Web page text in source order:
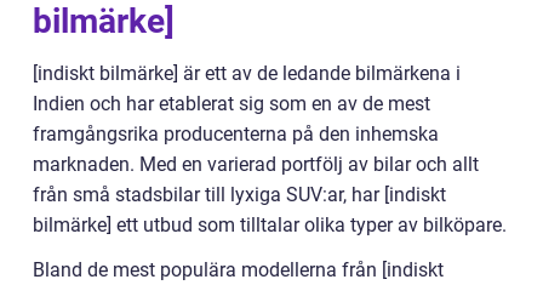
bilmärke]
[indiskt bilmärke] är ett av de ledande bilmärkena i
Indien och har etablerat sig som en av de mest
framgångsrika producenterna på den inhemska
marknaden. Med en varierad portfölj av bilar och allt
från små stadsbilar till lyxiga SUV:ar, har [indiskt
bilmärke] ett utbud som tilltalar olika typer av bilköpare.
Bland de mest populära modellerna från [indiskt